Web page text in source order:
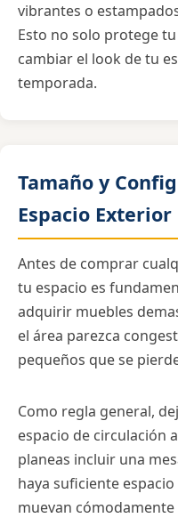
vibrantes o
Esto no solo protege
cambiar el look de tu
temporada.
Tamaño y
Espacio Exterior
Antes de comprar
tu espacio es
adquirir muebles
el área parezca
pequeños que se
Como regla general,
espacio de circulación
planeas incluir una
haya suficiente
muevan cómodamente